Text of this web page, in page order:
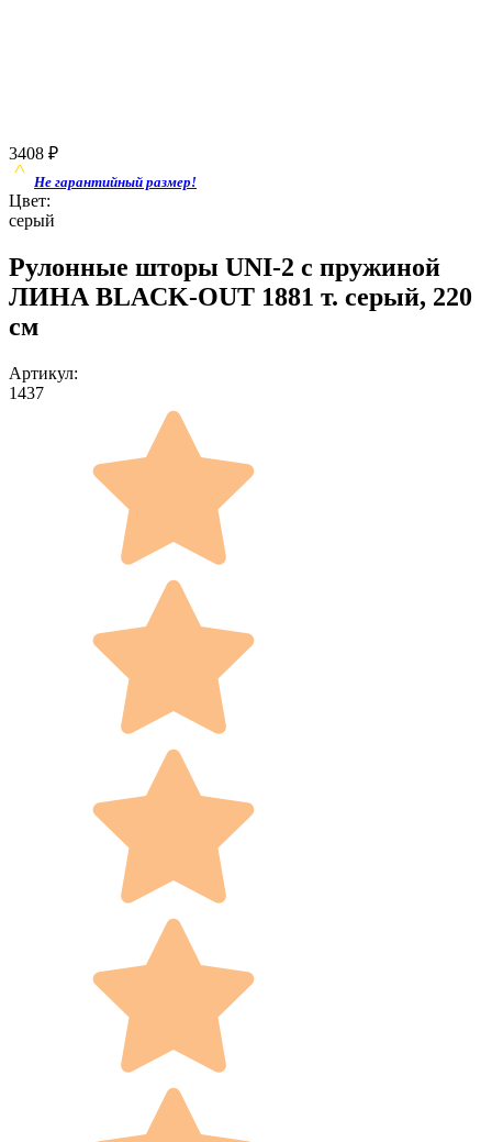
3408 ₽
Не гарантийный размер!
Цвет:
серый
Рулонные шторы UNI-2 с пружиной
ЛИНА BLACK-OUT 1881 т. серый, 220
см
Артикул:
1437